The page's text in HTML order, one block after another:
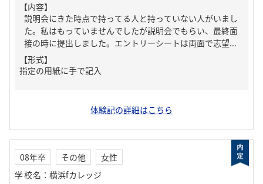
【内容】
説明会にきた時点で持ってる人と持っていない人がいまし
た。私はもっていませんでしたが説明会でもらい、最終面
接の時に提出しました。エントリーシートは両面で志望...
【形式】
指定の用紙に手で記入
体験記の詳細はこちら
08年卒 その他
女性
学校名 ： 横浜fカレッジ